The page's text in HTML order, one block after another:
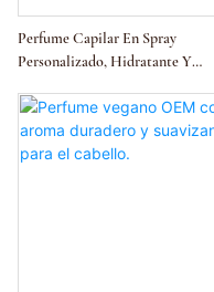
Perfume Capilar En Spray
Personalizado, Hidratante Y